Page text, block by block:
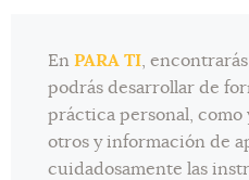
EnPARA TI,
podrás desarrollar de
práctica personal, como
otros y información de
cuidadosamente las